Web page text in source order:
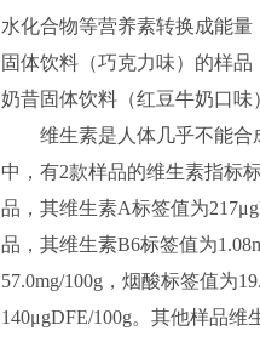
水化合物等营养素转换成能
固体饮料（巧克力味）的样品
奶昔固体饮料（红豆牛奶口味
维生素是人体几乎不能合成
中，有2款样品的维生素指标
品，其维生素A标签值为
品，其维生素B6标签值为
57.0mg/100g，烟酸标签值为
140μgDFE/100g。其他样品维